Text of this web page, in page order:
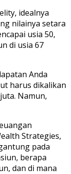
idealnya
nilainya setara
usia 50,
di usia 67
Anda
harus dikalikan
Namun,
Strategies,
pada
berapa
dan di mana